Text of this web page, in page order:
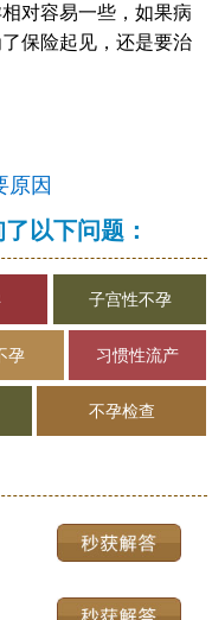
对容易一些，如果病
保险起见，还是要治
原因
以下问题：
子宫性不孕
孕 习惯性流产
不孕检查